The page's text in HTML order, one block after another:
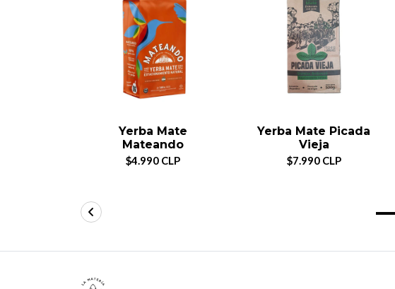
Yerba Mate
Mateando
$4.990 CLP
Yerba Mate Picada
Vieja
$7.990 CLP